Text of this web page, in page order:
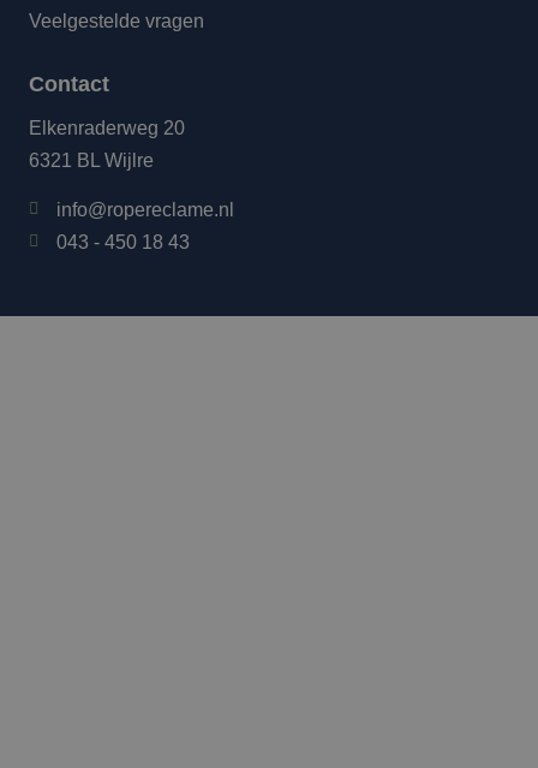
Veelgestelde vragen
Contact
Elkenraderweg 20
6321 BL Wijlre
info@ropereclame.nl
043 - 450 18 43